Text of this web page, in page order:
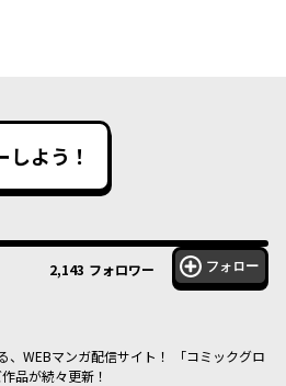
しよう！
2,143 フォロワー フォロー
、WEBマンガ配信サイト！ 「コミックグロ
品が続々更新！